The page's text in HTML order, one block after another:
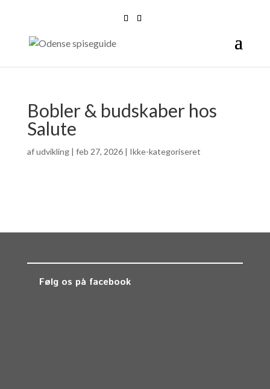
Bobler & budskaber hos
Salute
afudvikling| feb 27, 2026| Ikke-kategoriseret
Følg os på facebook